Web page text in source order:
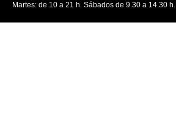
Martes: de 10 a 21 h. Sábados de 9.30 a 14.30 h.